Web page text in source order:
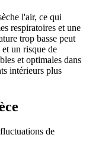
l'air, ce qui
respiratoires et une
trop basse peut
un risque de
et optimales dans
intérieurs plus
de